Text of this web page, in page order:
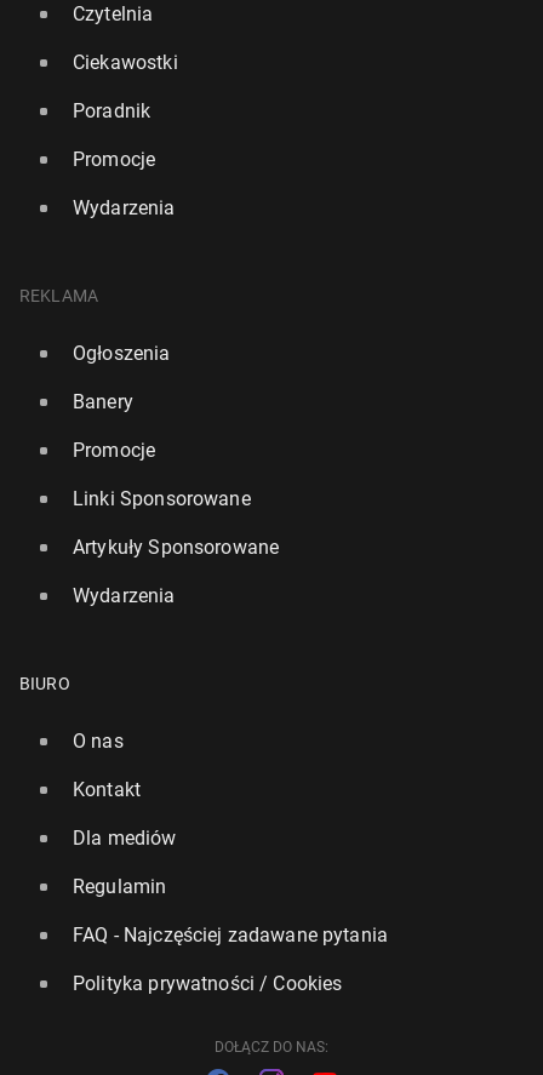
Czytelnia
Ciekawostki
Poradnik
Promocje
Wydarzenia
REKLAMA
Ogłoszenia
Banery
Promocje
Linki Sponsorowane
Artykuły Sponsorowane
Wydarzenia
BIURO
O nas
Kontakt
Dla mediów
Regulamin
FAQ - Najczęściej zadawane pytania
Polityka prywatności / Cookies
DOŁĄCZ DO NAS: